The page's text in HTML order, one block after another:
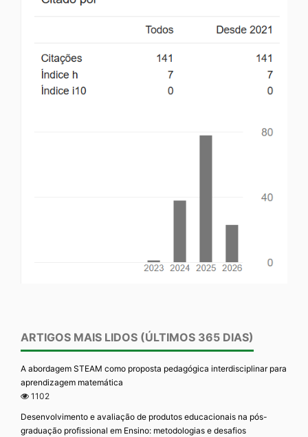
ARTIGOS MAIS LIDOS (ÚLTIMOS 365 DIAS)
A abordagem STEAM como proposta pedagógica interdisciplinar para
aprendizagem matemática
1102
Desenvolvimento e avaliação de produtos educacionais na pós-
graduação profissional em Ensino: metodologias e desafios